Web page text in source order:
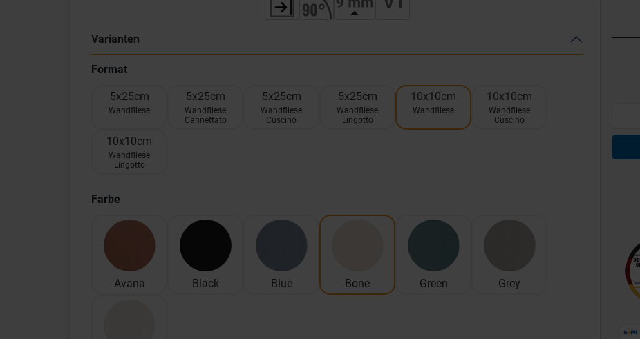
Varianten
Format
5x25cm
Wandfliese
5x25cm
Wandfliese
Cannettato
5x25cm
Wandfliese
Cuscino
5x25cm
Wandfliese
Lingotto
10x10cm
Wandfliese
10x10cm
Wandfliese
Cuscino
10x10cm
Wandfliese
Lingotto
Farbe
Avana Black Blue Bone Green Grey